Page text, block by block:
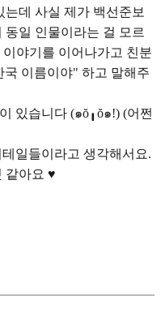
데 사실 제가 백선준보
일 인물이라는 걸 모르
야기를 이어나가고 친분
이름이야" 하고 말해주
있습니다 (๑ŏ╻ŏ๑!) (어쩐
일들이라고 생각해서요.
같아요 ♥︎